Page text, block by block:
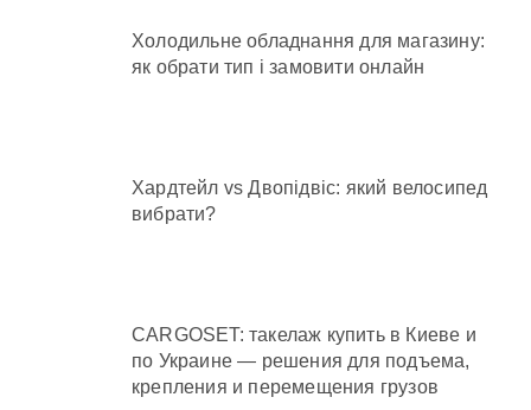
Холодильне обладнання для магазину:
як обрати тип і замовити онлайн
Хардтейл vs Двопідвіс: який велосипед
вибрати?
CARGOSET: такелаж купить в Киеве и
по Украине — решения для подъема,
крепления и перемещения грузов